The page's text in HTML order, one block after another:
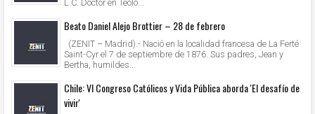
L.C. Doctor en Teolo...
Beato Daniel Alejo Brottier – 28 de febrero
(ZENIT – Madrid).- Nació en la localidad francesa de La Ferté
Saint-Cyr el 7 de septiembre de 1876. Sus padres, Jean y
Bertha, humildes...
Chile: VI Congreso Católicos y Vida Pública aborda 'El desafío de
vivir'